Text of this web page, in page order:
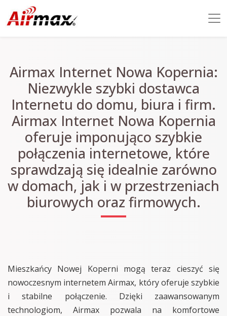
Airmax Internet Nowa Kopernia:
Niezwykle szybki dostawca
Internetu do domu, biura i firm.
Airmax Internet Nowa Kopernia
oferuje imponująco szybkie
połączenia internetowe, które
sprawdzają się idealnie zarówno
w domach, jak i w przestrzeniach
biurowych oraz firmowych.
Mieszkańcy Nowej Koperni mogą teraz cieszyć się
nowoczesnym internetem Airmax, który oferuje szybkie
i stabilne połączenie. Dzięki zaawansowanym
technologiom, Airmax pozwala na komfortowe